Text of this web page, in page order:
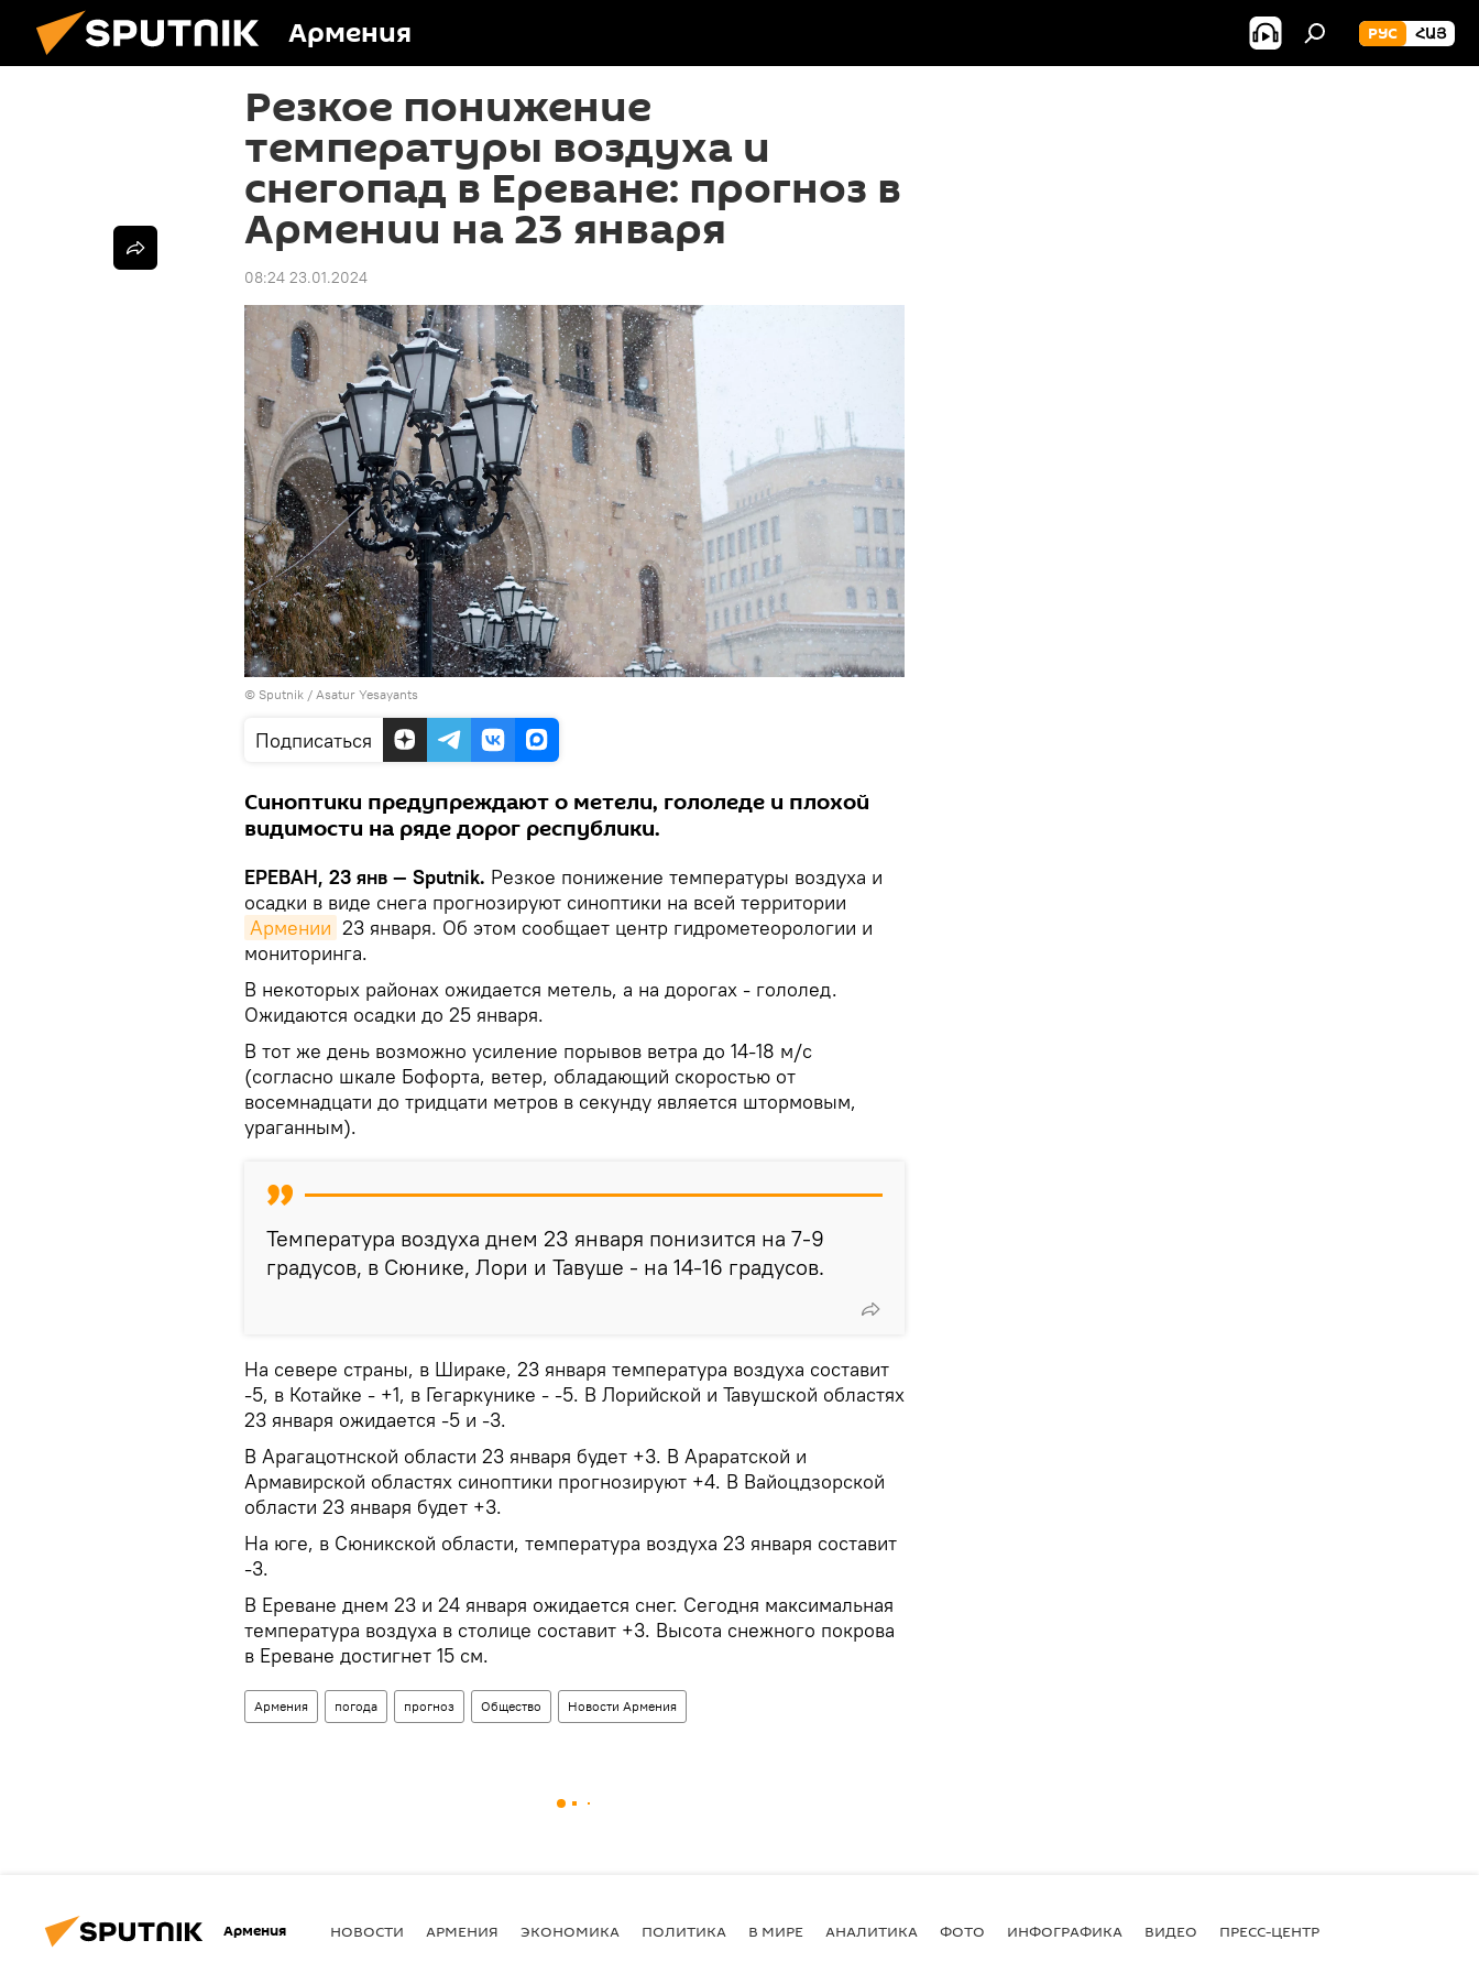
Армения РУС ՀԱՅ
Резкое понижение
температуры воздуха и
снегопад в Ереване: прогноз в
Армении на 23 января
08:24 23.01.2024
© Sputnik / Asatur Yesayants
Подписаться
Синоптики предупреждают о метели, гололеде и плохой
видимости на ряде дорог республики.
ЕРЕВАН, 23 янв — Sputnik. Резкое понижение температуры воздуха и
осадки в виде снега прогнозируют синоптики на всей территории
Армении 23 января. Об этом сообщает центр гидрометеорологии и
мониторинга.
В некоторых районах ожидается метель, а на дорогах - гололед.
Ожидаются осадки до 25 января.
В тот же день возможно усиление порывов ветра до 14-18 м/с
(согласно шкале Бофорта, ветер, обладающий скоростью от
восемнадцати до тридцати метров в секунду является штормовым,
ураганным).
Температура воздуха днем 23 января понизится на 7-9
градусов, в Сюнике, Лори и Тавуше - на 14-16 градусов.
На севере страны, в Шираке, 23 января температура воздуха составит
-5, в Котайке - +1, в Гегаркунике - -5. В Лорийской и Тавушской областях
23 января ожидается -5 и -3.
В Арагацотнской области 23 января будет +3. В Араратской и
Армавирской областях синоптики прогнозируют +4. В Вайоцдзорской
области 23 января будет +3.
На юге, в Сюникской области, температура воздуха 23 января составит
-3.
В Ереване днем 23 и 24 января ожидается снег. Сегодня максимальная
температура воздуха в столице составит +3. Высота снежного покрова
в Ереване достигнет 15 см.
Армения погода прогноз Общество Новости Армения
Армения НОВОСТИ АРМЕНИЯ ЭКОНОМИКА ПОЛИТИКА В МИРЕ АНАЛИТИКА ФОТО ИНФОГРАФИКА ВИДЕО ПРЕСС-ЦЕНТР